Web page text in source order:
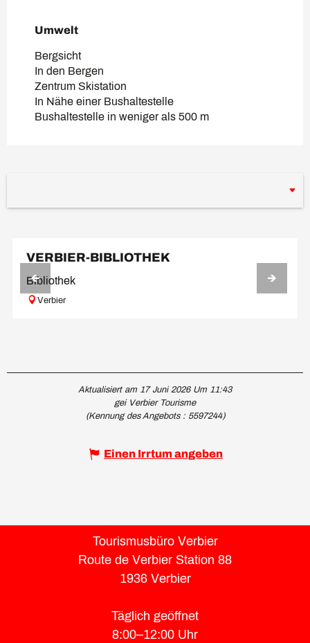
Umwelt
Umwelt
Bergsicht
In den Bergen
Zentrum Skistation
In Nähe einer Bushaltestelle
Bushaltestelle in weniger als 500 m
VERBIER-BIBLIOTHEK
Bibliothek
Verbier
Aktualisiert am 17 Juni 2026 Um 11:43
gei Verbier Tourisme
(Kennung des Angebots : 5597244)
Einen Irrtum angeben
Tourismusbüro Verbier
Route de Verbier Station 88
1936 Verbier
Täglich geöffnet
8:00–12:00 Uhr